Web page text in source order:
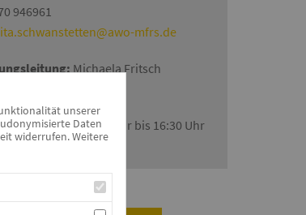
946961
mfrs.de
Michaela Fritsch
Donnerstag: 7:00 Uhr bis 16:30 Uhr
Uhr bis 16:00 Uhr
unserer
Daten
widerrufen. Weitere